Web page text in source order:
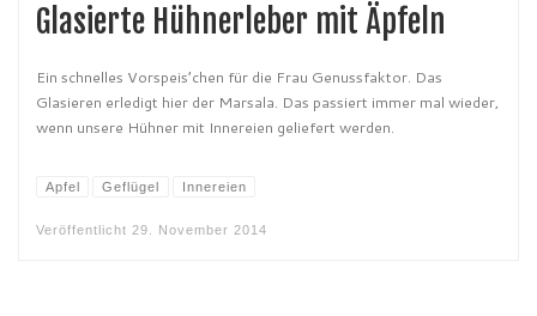
Glasierte Hühnerleber mit Äpfeln
Ein schnelles Vorspeis’chen für die Frau Genussfaktor. Das
Glasieren erledigt hier der Marsala. Das passiert immer mal wieder,
wenn unsere Hühner mit Innereien geliefert werden.
Apfel Geflügel Innereien
Veröffentlicht 29. November 2014